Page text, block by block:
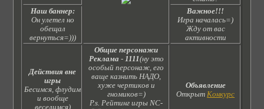
Наш баннер:
Он улетел но
обещал
вернуться=)))
Важное!!!
Игра началась=)
Жду от вас
активности
Действия вне
игры
Бесимся, флудим
и вообще
веселимся)
Общие персонажи
Реклама - 1111(ну это
особый персонаж, его
ваще казнить НАДО,
хуже чертиков и
гномиков=)
P.s. Рейтинг игры NC-
Объявление
ОткрытКонкурс